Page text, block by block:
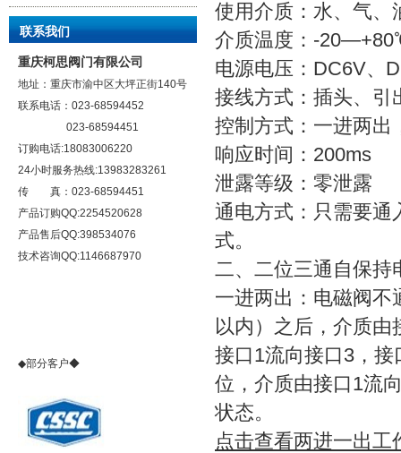
联系我们
重庆柯思阀门有限公司
地址：重庆市渝中区大坪正街140号
联系电话：023-68594452
023-68594451
订购电话:18083006220
24小时服务热线:13983283261
传 真：023-68594451
产品订购QQ:2254520628
产品售后QQ:398534076
技术咨询QQ:1146687970
◆部分客户◆
使用介质：水、气、
介质温度：-
电源电压：DC6V、
接线方式：插头、引
控制方式：一进两出
响应时间：200ms
泄露等级：零泄露
通电方式：只需要通
式。
二、二位三通自保持
一进两出：电磁阀不
以内）之后，介质由
接口1流向接口3，
位，介质由接口1流
状态。
点击查看两进一出